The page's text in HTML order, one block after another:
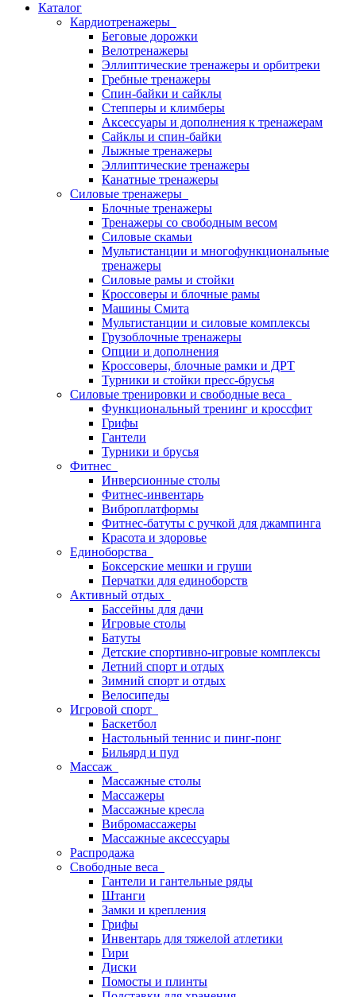
Каталог
Кардиотренажеры
Беговые дорожки
Велотренажеры
Эллиптические тренажеры и орбитреки
Гребные тренажеры
Спин-байки и сайклы
Степперы и климберы
Аксессуары и дополнения к тренажерам
Сайклы и спин-байки
Лыжные тренажеры
Эллиптические тренажеры
Канатные тренажеры
Силовые тренажеры
Блочные тренажеры
Тренажеры со свободным весом
Силовые скамьи
Мультистанции и многофункциональные
тренажеры
Силовые рамы и стойки
Кроссоверы и блочные рамы
Машины Смита
Мультистанции и силовые комплексы
Грузоблочные тренажеры
Опции и дополнения
Кроссоверы, блочные рамки и ДРТ
Турники и стойки пресс-брусья
Силовые тренировки и свободные веса
Функциональный тренинг и кроссфит
Грифы
Гантели
Турники и брусья
Фитнес
Инверсионные столы
Фитнес-инвентарь
Виброплатформы
Фитнес-батуты с ручкой для джампинга
Красота и здоровье
Единоборства
Боксерские мешки и груши
Перчатки для единоборств
Активный отдых
Бассейны для дачи
Игровые столы
Батуты
Детские спортивно-игровые комплексы
Летний спорт и отдых
Зимний спорт и отдых
Велосипеды
Игровой спорт
Баскетбол
Настольный теннис и пинг-понг
Бильярд и пул
Массаж
Массажные столы
Массажеры
Массажные кресла
Вибромассажеры
Массажные аксессуары
Распродажа
Свободные веса
Гантели и гантельные ряды
Штанги
Замки и крепления
Грифы
Инвентарь для тяжелой атлетики
Гири
Диски
Помосты и плинты